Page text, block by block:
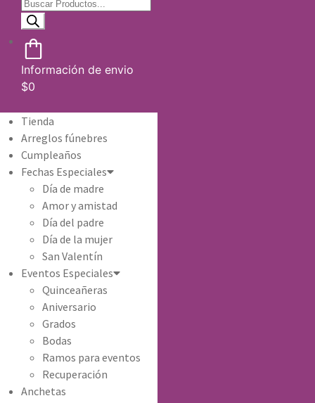
Información de envio
$0
Tienda
Arreglos fúnebres
Cumpleaños
Fechas Especiales
Día de madre
Amor y amistad
Día del padre
Día de la mujer
San Valentín
Eventos Especiales
Quinceañeras
Aniversario
Grados
Bodas
Ramos para eventos
Recuperación
Anchetas